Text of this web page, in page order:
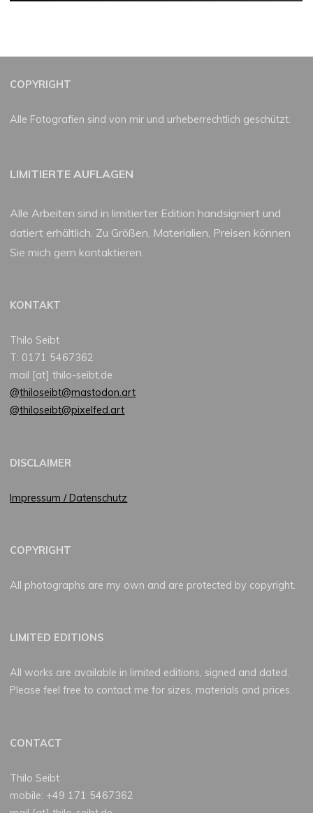
COPYRIGHT
Alle Fotografien sind von mir und urheberrechtlich geschützt.
LIMITIERTE AUFLAGEN
Alle Arbeiten sind in limitierter Edition handsigniert und
datiert erhältlich. Zu Größen, Materialien, Preisen können
Sie mich gern kontaktieren.
KONTAKT
Thilo Seibt
T: 0171 5467362
mail [at] thilo-seibt.de
@thiloseibt@mastodon.art
@thiloseibt@pixelfed.art
DISCLAIMER
Impressum / Datenschutz
COPYRIGHT
All photographs are my own and are protected by copyright.
LIMITED EDITIONS
All works are available in limited editions, signed and dated.
Please feel free to contact me for sizes, materials and prices.
CONTACT
Thilo Seibt
mobile: +49 171 5467362